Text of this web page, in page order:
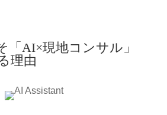
「AI×現地コンサル」
理由